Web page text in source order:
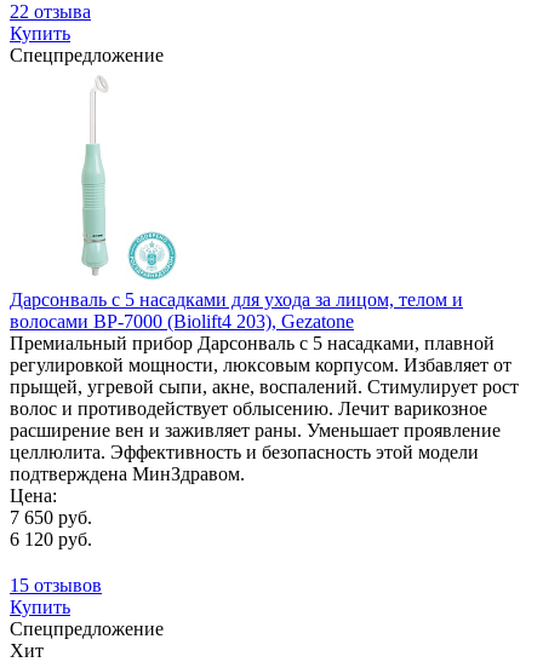
22 отзыва
Купить
Спецпредложение
Дарсонваль с 5 насадками для ухода за лицом, телом и
волосами BP-7000 (Biolift4 203), Gezatone
Премиальный прибор Дарсонваль с 5 насадками, плавной
регулировкой мощности, люксовым корпусом. Избавляет от
прыщей, угревой сыпи, акне, воспалений. Стимулирует рост
волос и противодействует облысению. Лечит варикозное
расширение вен и заживляет раны. Уменьшает проявление
целлюлита. Эффективность и безопасность этой модели
подтверждена МинЗдравом.
Цена:
7 650 руб.
6 120 руб.
15 отзывов
Купить
Спецпредложение
Хит